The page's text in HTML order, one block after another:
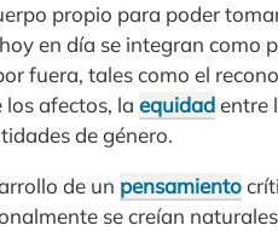
propio para poder
en día se integran como
fuera, tales como el
afectos, la equidadentre
de género.
de un pensamiento
se creían